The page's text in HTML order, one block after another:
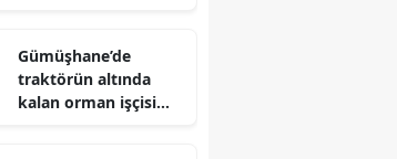
Gümüşhane’de
traktörün altında
kalan orman işçisi